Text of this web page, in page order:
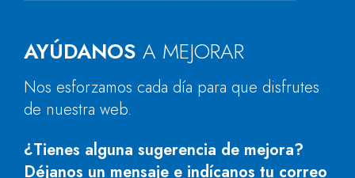
AYÚDANOS A MEJORAR
Nos esforzamos cada día para que disfrutes
de nuestra web.
¿Tienes alguna sugerencia de mejora?
Déjanos un mensaje e indícanos tu correo